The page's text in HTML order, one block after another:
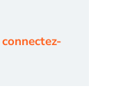
connectez-